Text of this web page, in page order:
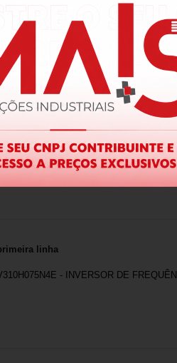
- INTERRUPTOR
linha
- INVERSOR DE